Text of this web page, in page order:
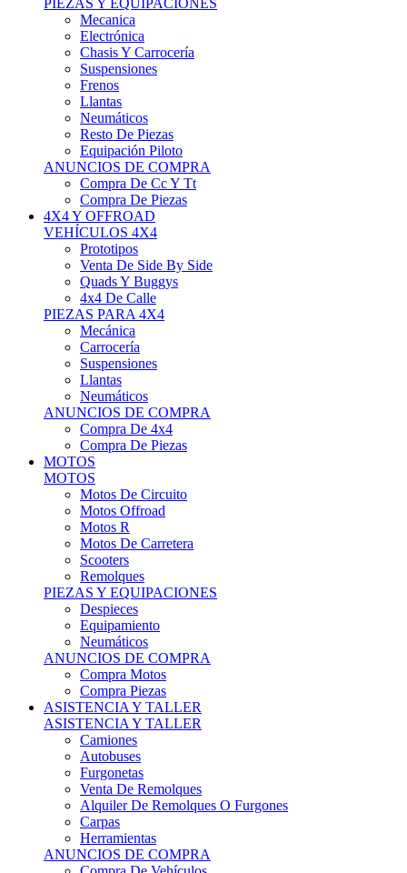
Electrónica
Chasis Y Carrocería
Suspensiones
Frenos
Llantas
Neumáticos
Resto De Piezas
Equipación Piloto
ANUNCIOS DE COMPRA
Compra De Cc Y Tt
Compra De Piezas
4X4 Y OFFROAD
VEHÍCULOS 4X4
Prototipos
Venta De Side By Side
Quads Y Buggys
4x4 De Calle
PIEZAS PARA 4X4
Mecánica
Carrocería
Suspensiones
Llantas
Neumáticos
ANUNCIOS DE COMPRA
Compra De 4x4
Compra De Piezas
MOTOS
MOTOS
Motos De Circuito
Motos Offroad
Motos R
Motos De Carretera
Scooters
Remolques
PIEZAS Y EQUIPACIONES
Despieces
Equipamiento
Neumáticos
ANUNCIOS DE COMPRA
Compra Motos
Compra Piezas
ASISTENCIA Y TALLER
ASISTENCIA Y TALLER
Camiones
Autobuses
Furgonetas
Venta De Remolques
Alquiler De Remolques O Furgones
Carpas
Herramientas
ANUNCIOS DE COMPRA
Compra De Vehículos
Compra De Herramientas